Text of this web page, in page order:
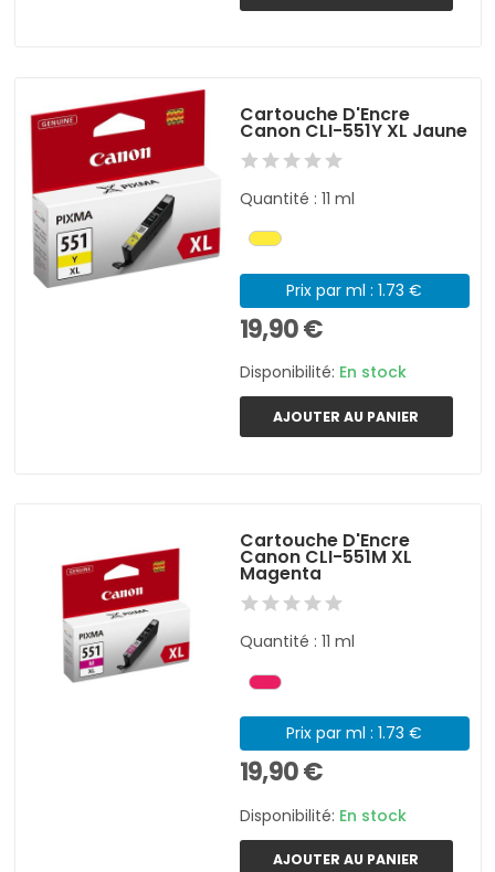
Cartouche D'Encre
Canon CLI-551Y XL Jaune
Quantité : 11 ml
Prix par ml : 1.73 €
19,90 €
Disponibilité: En stock
AJOUTER AU PANIER
Cartouche D'Encre
Canon CLI-551M XL
Magenta
Quantité : 11 ml
Prix par ml : 1.73 €
19,90 €
Disponibilité: En stock
AJOUTER AU PANIER